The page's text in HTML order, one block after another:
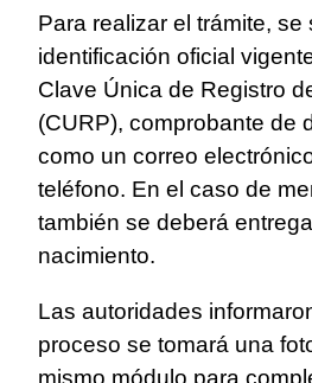
Para realizar el trámite,
identificación oficial
Clave Única de Registro
(CURP), comprobante de
como un correo
teléfono. En el caso de
también se deberá
nacimiento.
Las autoridades
proceso se tomará una
mismo módulo para